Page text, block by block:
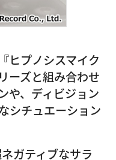
ヒプノシスマイク
ズと組み合わせ
や、ディビジョン
シチュエーション
ガティブなサラ